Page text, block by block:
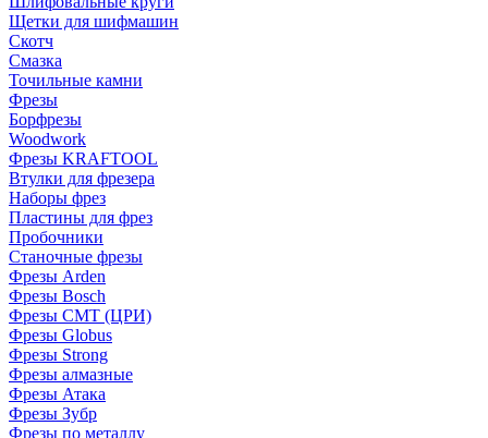
Щетки для шифмашин
Скотч
Смазка
Точильные камни
Фрезы
Борфрезы
Woodwork
Фрезы KRAFTOOL
Втулки для фрезера
Наборы фрез
Пластины для фрез
Пробочники
Станочные фрезы
Фрезы Arden
Фрезы Bosch
Фрезы CMT (ЦРИ)
Фрезы Globus
Фрезы Strong
Фрезы алмазные
Фрезы Атака
Фрезы Зубр
Фрезы по металлу